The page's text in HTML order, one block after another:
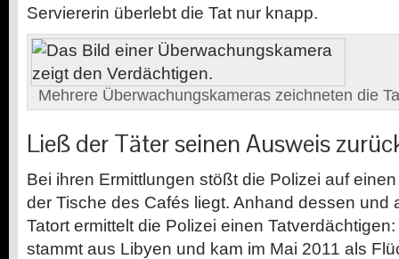
Serviererin überlebt die Tat nur knapp.
Mehrere Überwachungskameras zeichneten die
Ließ der Täter seinen Ausweis
Bei ihren Ermittlungen stößt die Polizei auf
der Tische des Cafés liegt. Anhand dessen und
Tatort ermittelt die Polizei einen
stammt aus Libyen und kam im Mai 2011 als